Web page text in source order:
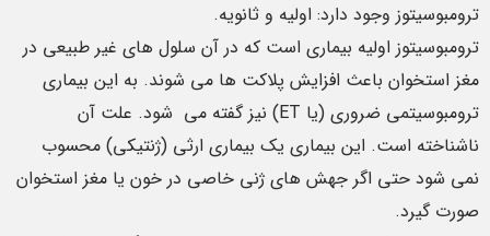
ترومبوسیتوز وجود دارد: اولیه و ثانویه.
ترومبوسیتوز اولیه بیماری است که در آن سلول های غیر طبیعی در
مغز استخوان باعث افزایش پلاکت ها می شوند. به این بیماری
ترومبوسیتمی ضروری (یا ET) نیز گفته می شود. علت آن
ناشناخته است. این بیماری یک بیماری ارثی (ژنتیکی) محسوب
نمی شود حتی اگر جهش های ژنی خاصی در خون یا مغز استخوان
صورت گیرد.